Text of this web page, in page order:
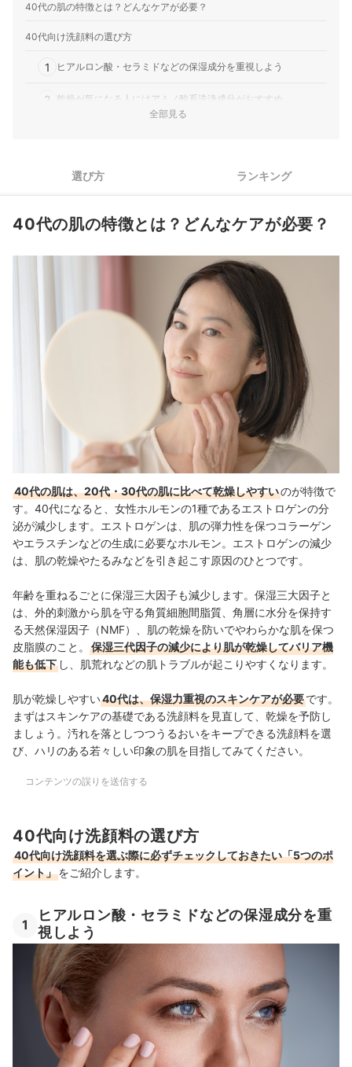
40代の肌の特徴とは？どんなケアが必要？
40代向け洗顔料の選び方
1 ヒアルロン酸・セラミドなどの保湿成分を重視しよう
2 乾燥が気になる人にはアミノ酸系洗浄成分がおすすめ
5 迷うときはメーカーの特徴を比較して絞り込もう
40代向け洗顔料全23商品おすすめ人気ランキング
肌に負担をかけないのがコツ！やさしい洗顔のやり方は？
40代向けの化粧水・乳液もチェックしよう
40代向け洗顔料の売れ筋ランキングもチェック！
全部見る
選び方 ランキング
40代の肌の特徴とは？どんなケアが必要？
40代の肌は、20代・30代の肌に比べて乾燥しやすいのが特徴で
す。40代になると、女性ホルモンの1種であるエストロゲンの分
泌が減少します。エストロゲンは、肌の弾力性を保つコラーゲン
やエラスチンなどの生成に必要なホルモン。エストロゲンの減少
は、肌の乾燥やたるみなどを引き起こす原因のひとつです。
年齢を重ねるごとに保湿三大因子も減少します。保湿三大因子と
は、外的刺激から肌を守る角質細胞間脂質、角層に水分を保持す
る天然保湿因子（NMF）、肌の乾燥を防いでやわらかな肌を保つ
皮脂膜のこと。
保湿三代因子の減少により肌が乾燥してバリア機
能も低下 し、肌荒れなどの肌トラブルが起こりやすくなります。
肌が乾燥しやすい40代は、保湿力重視のスキンケアが必要です。
まずはスキンケアの基礎である洗顔料を見直して、乾燥を予防し
ましょう。汚れを落としつつうるおいをキープできる洗顔料を選
び、ハリのある若々しい印象の肌を目指してみてください。
コンテンツの誤りを送信する
40代向け洗顔料の選び方
40代向け洗顔料を選ぶ際に必ずチェックしておきたい「5つのポ
イント」をご紹介します。
1
ヒアルロン酸・セラミドなどの保湿成分を重
視しよう